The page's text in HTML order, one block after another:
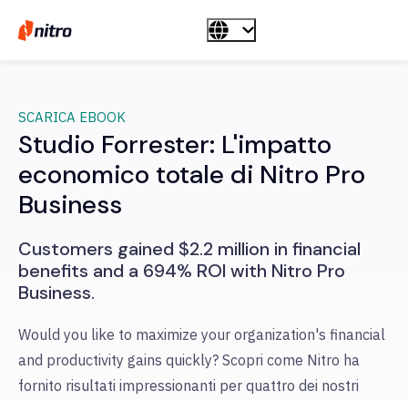
SCARICA EBOOK
Studio Forrester: L'impatto
economico totale di Nitro Pro
Business
Customers gained $2.2 million in financial
benefits and a 694% ROI with Nitro Pro
Business.
Would you like to maximize your organization's financial
and productivity gains quickly? Scopri come Nitro ha
fornito risultati impressionanti per quattro dei nostri